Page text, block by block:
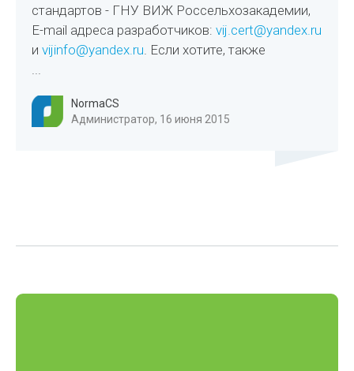
стандартов - ГНУ ВИЖ Россельхозакадемии,
E-mail адреса разработчиков:vij.cert@yandex.ru
иvijinfo@yandex.ru. Если хотите, также
...
NormaCS
Администратор, 16 июня 2015